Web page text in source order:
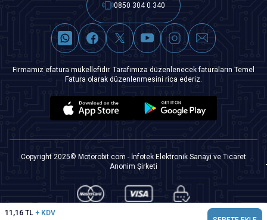
11,16 TL + KDV
0850 304 0 340
Firmamız efatura mükellefidir. Tarafımıza düzenlenecek faturaların Temel
Fatura olarak düzenlenmesini rica ederiz.
Copyright 2025© Motorobit.com - İnfotek Elektronik Sanayi ve Ticaret
Anonim Şirketi